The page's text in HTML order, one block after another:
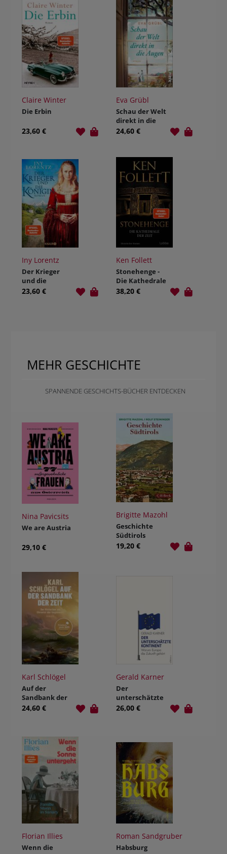
Claire Winter
Die Erbin
23,60 €
Eva Grübl
Schau der Welt
direkt in die
Augen
24,60 €
Iny Lorentz
Der Krieger
und die
Königin
23,60 €
Ken Follett
Stonehenge -
Die Kathedrale
der Zeit
38,20 €
MEHR GESCHICHTE
SPANNENDE GESCHICHTS-BÜCHER ENTDECKEN
Nina Pavicsits
We are Austria
29,10 €
Brigitte Mazohl
Geschichte
Südtirols
19,20 €
Karl Schlögel
Auf der
Sandbank der
Zeit
24,60 €
Gerald Karner
Der
unterschätzte
Kontinent
26,00 €
Florian Illies
Wenn die
Roman Sandgruber
Habsburg